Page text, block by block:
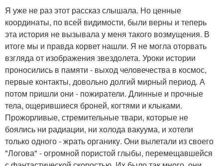
Я уже не раз этот рассказ слышала. Но ценные
координаты, по всей видимости, были верны и теперь
эта история не вызывала у меня такого возмущения. В
итоге мы и правда корвет нашли. Я не могла оторвать
взгляда от изображения звездолета. Уроки истории
проносились в памяти - выход человечества в космос,
первые контакты, довольно долгий мирный период. А
потом пришли они - пожиратели. Длинные и прочные
тела, ощерившиеся броней, когтями и клыками.
Прожорливые, стремительные твари, которые не
боялись ни радиации, ни холода вакуума, и хотели
только одного - жрать органику. Они вылетали из своего
"Логова" - огромной пористой глыбы, перемещавшейся